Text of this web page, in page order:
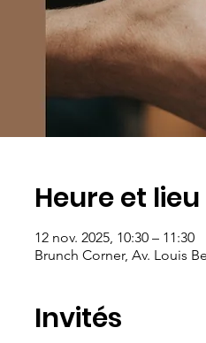
Heure et lieu
12 nov. 2025, 10:30 – 11:30
Brunch Corner, Av. Louis
Invités